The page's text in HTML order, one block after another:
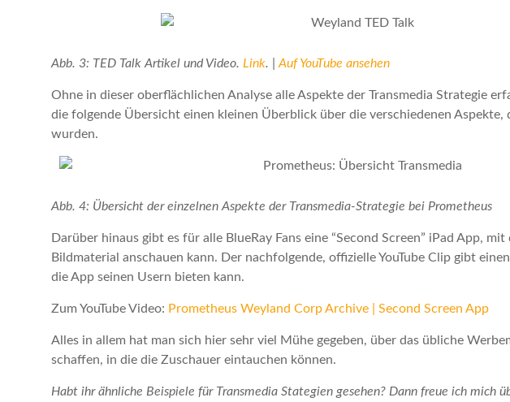
Abb. 3: TED Talk Artikel und Video. Link. | Auf YouTube ansehen
Ohne in dieser oberflächlichen Analyse alle Aspekte der Transmedia Strategie
die folgende Übersicht einen kleinen Überblick über die verschiedenen
wurden.
Abb. 4: Übersicht der einzelnen Aspekte der Transmedia-Strategie bei Prometheus
Darüber hinaus gibt es für alle BlueRay Fans eine “Second Screen” iPad App,
Bildmaterial anschauen kann. Der nachfolgende, offizielle YouTube Clip gibt
die App seinen Usern bieten kann.
Zum YouTube Video: Prometheus Weyland Corp Archive | Second Screen App
Alles in allem hat man sich hier sehr viel Mühe gegeben, über das übliche
schaffen, in die die Zuschauer eintauchen können.
Habt ihr ähnliche Beispiele für Transmedia Stategien gesehen? Dann freue ich mich